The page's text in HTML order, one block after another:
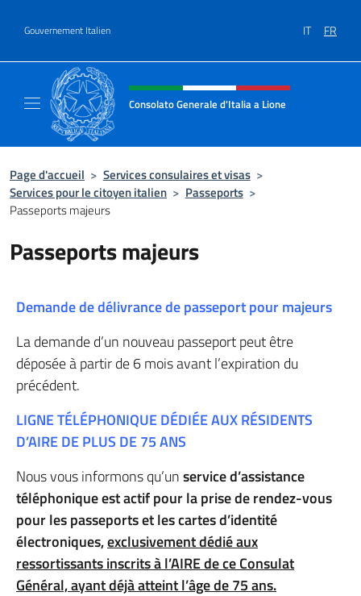
Gouvernement Italien IT FR
Site Web, social et en-tête de
Consolato Generale d'Italia a Lione
Page d'accueil > Services consulaires et visas >
Services pour le citoyen italien > Passeports >
Passeports majeurs
Passeports majeurs
Demande de délivrance de passeport pour majeurs
La demande d’un nouveau passeport peut être
déposée à partir de 6 mois avant l’expiration du
précédent.
LIGNE TÉLÉPHONIQUE DÉDIÉE AUX RÉSIDENTS
D’AIRE DE PLUS DE 75 ANS
Nous vous informons qu’unservice d’assistance
téléphonique est actif pour la prise de rendez-vous
pour les passeports et les cartes d’identité
électroniques,exclusivement dédié aux
ressortissants inscrits à l’AIRE de ce Consulat
Général, ayant déjà atteint l’âge de 75 ans.